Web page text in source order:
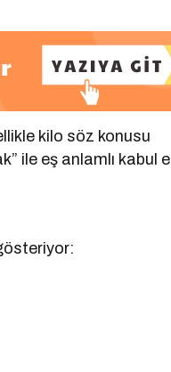
kilo söz konusu
ile eş anlamlı kabul